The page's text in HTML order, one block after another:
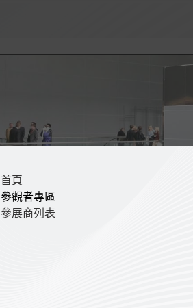
首頁
參觀者專區
參展商列表